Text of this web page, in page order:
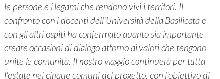
le persone e i legami che rendono vivi i territori. Il
confronto con i docenti dell'Università della Basilicata e
con gli altri ospiti ha confermato quanto sia importante
creare occasioni di dialogo attorno ai valori che tengono
unite le comunità. Il nostro viaggio continuerà per tutta
l'estate nei cinque comuni del progetto, con l'obiettivo di